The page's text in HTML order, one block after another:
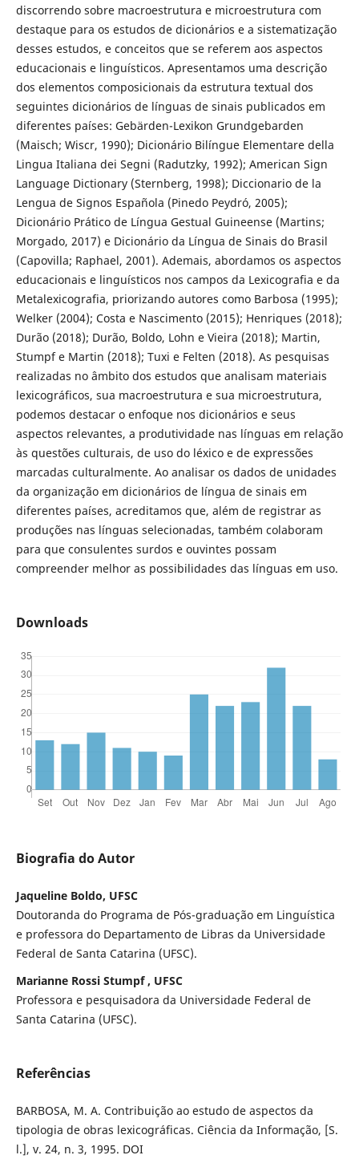
discorrendo sobre macroestrutura e microestrutura com
destaque para os estudos de dicionários e a sistematização
desses estudos, e conceitos que se referem aos aspectos
educacionais e linguísticos. Apresentamos uma descrição
dos elementos composicionais da estrutura textual dos
seguintes dicionários de línguas de sinais publicados em
diferentes países: Gebärden-Lexikon Grundgebarden
(Maisch; Wiscr, 1990); Dicionário Bilíngue Elementare della
Lingua Italiana dei Segni (Radutzky, 1992); American Sign
Language Dictionary (Sternberg, 1998); Diccionario de la
Lengua de Signos Española (Pinedo Peydró, 2005);
Dicionário Prático de Língua Gestual Guineense (Martins;
Morgado, 2017) e Dicionário da Língua de Sinais do Brasil
(Capovilla; Raphael, 2001). Ademais, abordamos os aspectos
educacionais e linguísticos nos campos da Lexicografia e da
Metalexicografia, priorizando autores como Barbosa (1995);
Welker (2004); Costa e Nascimento (2015); Henriques (2018);
Durão (2018); Durão, Boldo, Lohn e Vieira (2018); Martin,
Stumpf e Martin (2018); Tuxi e Felten (2018). As pesquisas
realizadas no âmbito dos estudos que analisam materiais
lexicográficos, sua macroestrutura e sua microestrutura,
podemos destacar o enfoque nos dicionários e seus
aspectos relevantes, a produtividade nas línguas em relação
às questões culturais, de uso do léxico e de expressões
marcadas culturalmente. Ao analisar os dados de unidades
da organização em dicionários de língua de sinais em
diferentes países, acreditamos que, além de registrar as
produções nas línguas selecionadas, também colaboram
para que consulentes surdos e ouvintes possam
compreender melhor as possibilidades das línguas em uso.
Downloads
Biografia do Autor
Jaqueline Boldo, UFSC
Doutoranda do Programa de Pós-graduação em Linguística
e professora do Departamento de Libras da Universidade
Federal de Santa Catarina (UFSC).
Marianne Rossi Stumpf , UFSC
Professora e pesquisadora da Universidade Federal de
Santa Catarina (UFSC).
Referências
BARBOSA, M. A. Contribuição ao estudo de aspectos da
tipologia de obras lexicográficas. Ciência da Informação, [S.
l.], v. 24, n. 3, 1995. DOI